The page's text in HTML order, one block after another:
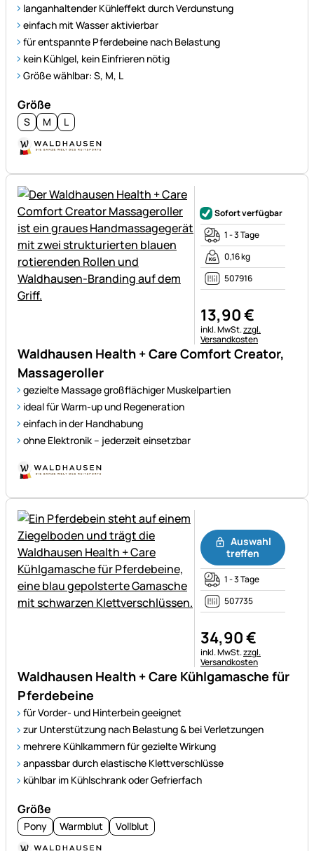
langanhaltender Kühleffekt durch Verdunstung
einfach mit Wasser aktivierbar
für entspannte Pferdebeine nach Belastung
kein Kühlgel, kein Einfrieren nötig
Größe wählbar: S, M, L
Größe
S M L
Waldhausen Health + Care Comfort Creator,
Massageroller
gezielte Massage großflächiger Muskelpartien
ideal für Warm-up und Regeneration
einfach in der Handhabung
ohne Elektronik – jederzeit einsetzbar
Sofort verfügbar
1 - 3 Tage
0,16 kg
507916
13,90€
Steuerhinweis:
inkl. MwSt.zzgl.
Versandkosten
Waldhausen Health + Care Kühlgamasche für
Pferdebeine
für Vorder- und Hinterbein geeignet
zur Unterstützung nach Belastung & bei Verletzungen
mehrere Kühlkammern für gezielte Wirkung
anpassbar durch elastische Klettverschlüsse
kühlbar im Kühlschrank oder Gefrierfach
Größe
Pony Warmblut Vollblut
Auswahl
treffen
1 - 3 Tage
507735
34,90€
Steuerhinweis:
inkl. MwSt.zzgl.
Versandkosten